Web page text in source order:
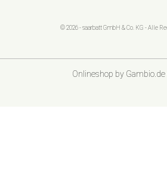
© 2026 - saarbatt GmbH & Co. KG - Alle
Onlineshop by